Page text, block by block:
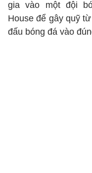
gia vào một đội
House để gây quỹ
đấu bóng đá vào